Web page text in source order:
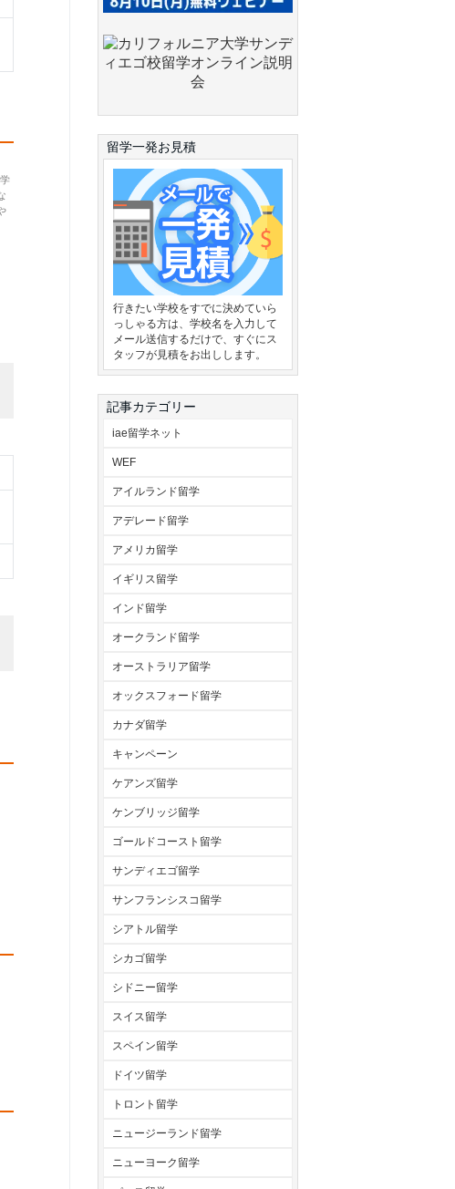
留学一発お見積
行きたい学校をすでに決めていら
っしゃる方は、学校名を入力して
メール送信するだけで、すぐにス
タッフが見積をお出しします。
記事カテゴリー
iae留学ネット
WEF
アイルランド留学
アデレード留学
アメリカ留学
イギリス留学
インド留学
オークランド留学
オーストラリア留学
オックスフォード留学
カナダ留学
キャンペーン
ケアンズ留学
ケンブリッジ留学
ゴールドコースト留学
サンディエゴ留学
サンフランシスコ留学
シアトル留学
シカゴ留学
シドニー留学
スイス留学
スペイン留学
ドイツ留学
トロント留学
ニュージーランド留学
ニューヨーク留学